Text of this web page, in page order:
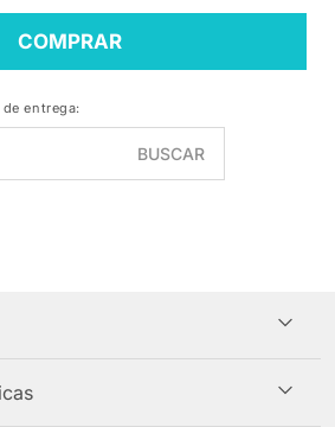
COMPRAR
entrega:
BUSCAR